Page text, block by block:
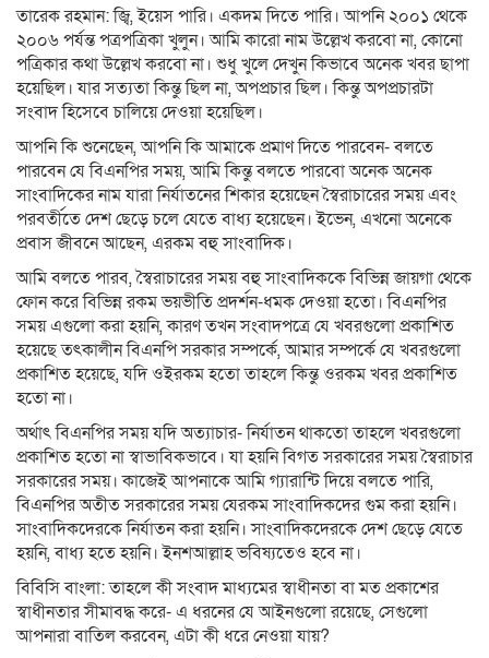
তারেক রহমান: জ্বি, ইয়েস পারি। একদম দিতে পারি। আপনি ২০০১ থেকে
২০০৬ পর্যন্ত পত্রপত্রিকা খুলুন। আমি কারো নাম উল্লেখ করবো না, কোনো
পত্রিকার কথা উল্লেখ করবো না। শুধু খুলে দেখুন কিভাবে অনেক খবর ছাপা
হয়েছিল। যার সত্যতা কিন্তু ছিল না, অপপ্রচার ছিল। কিন্তু অপপ্রচারটা
সংবাদ হিসেবে চালিয়ে দেওয়া হয়েছিল।
আপনি কি শুনেছেন, আপনি কি আমাকে প্রমাণ দিতে পারবেন- বলতে
পারবেন যে বিএনপির সময়, আমি কিন্তু বলতে পারবো অনেক অনেক
সাংবাদিকের নাম যারা নির্যাতনের শিকার হয়েছেন স্বৈরাচারের সময় এবং
পরবর্তীতে দেশ ছেড়ে চলে যেতে বাধ্য হয়েছেন। ইভেন, এখনো অনেকে
প্রবাস জীবনে আছেন, এরকম বহু সাংবাদিক।
আমি বলতে পারব, স্বৈরাচারের সময় বহু সাংবাদিককে বিভিন্ন জায়গা থেকে
ফোন করে বিভিন্ন রকম ভয়ভীতি প্রদর্শন-ধমক দেওয়া হতো। বিএনপির
সময় এগুলো করা হয়নি, কারণ তখন সংবাদপত্রে যে খবরগুলো প্রকাশিত
হয়েছে তৎকালীন বিএনপি সরকার সম্পর্কে, আমার সম্পর্কে যে খবরগুলো
প্রকাশিত হয়েছে, যদি ওইরকম হতো তাহলে কিন্তু ওরকম খবর প্রকাশিত
হতো না।
অর্থাৎ বিএনপির সময় যদি অত্যাচার- নির্যাতন থাকতো তাহলে খবরগুলো
প্রকাশিত হতো না স্বাভাবিকভাবে। যা হয়নি বিগত সরকারের সময় স্বৈরাচার
সরকারের সময়। কাজেই আপনাকে আমি গ্যারান্টি দিয়ে বলতে পারি,
বিএনপির অতীত সরকারের সময় যেরকম সাংবাদিকদের গুম করা হয়নি।
সাংবাদিকদেরকে নির্যাতন করা হয়নি। সাংবাদিকদেরকে দেশ ছেড়ে যেতে
হয়নি, বাধ্য হতে হয়নি। ইনশআল্লাহ ভবিষ্যতেও হবে না।
বিবিসি বাংলা: তাহলে কী সংবাদ মাধ্যমের স্বাধীনতা বা মত প্রকাশের
স্বাধীনতার সীমাবদ্ধ করে- এ ধরনের যে আইনগুলো রয়েছে, সেগুলো
আপনারা বাতিল করবেন, এটা কী ধরে নেওয়া যায়?